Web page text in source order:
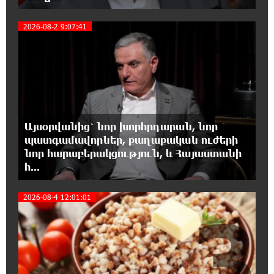
ամրագրման հետ կապված զեղծարարությունների մասին
16:29:54 8-08-2026
Մհեր Անանյանն ընդգրկվել է Յունիբանկի
Վարչության կազմում
16:05:54 8-08-2026
«Սմայլ Սվիթ»-ի զարգացման ճանապարհը
Կոնվերս Բանկի գործընկերությամբ
15:33:02 8-08-2026
Ինչպես է ՔՊ-ն «հարգում» ժողովրդի քվեն.
15:21:17 8-08-2026
Ընդդիմությունը պետք է օր առաջ
համախմբվի այս ծանր իրավիճակից դուրս
գալու համար. Արմեն Մանվելյան
2026-08-2 9:07:41
Այսօրվանից՝ նոր խորհրդարան, նոր
պատգամավորներ, քաղաքական ուժերի
նոր հարաբերակցություն, և Հայաստանի
հ...
2
2026-08-4 12:01:01